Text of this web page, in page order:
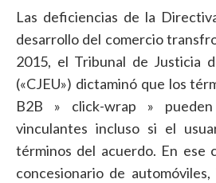
Las deficiencias de la
desarrollo del comercio
2015, el Tribunal de Justicia
(«CJEU») dictaminó que los
B2B » click-wrap »
vinculantes incluso si el
términos del acuerdo. En ese
concesionario de